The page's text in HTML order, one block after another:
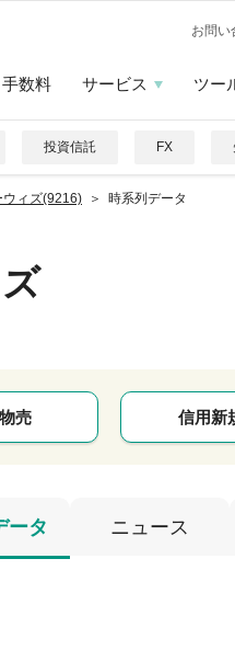
お問い
手数料 サービス ツー
投資信託 FX
ウィズ(9216) 時系列データ
売 信用新
ータ ニュース